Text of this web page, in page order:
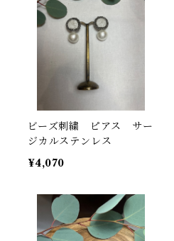
ビーズ刺繍 ピアス サー
ジカルステンレス
¥4,070